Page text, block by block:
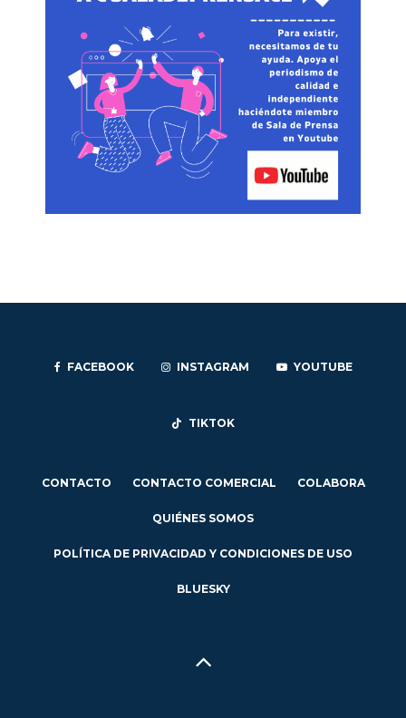
FACEBOOK INSTAGRAM YOUTUBE
TIKTOK
CONTACTO CONTACTO COMERCIAL COLABORA
QUIÉNES SOMOS
POLÍTICA DE PRIVACIDAD Y CONDICIONES DE USO
BLUESKY